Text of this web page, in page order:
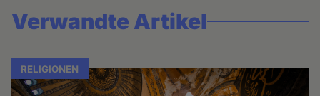
Verwandte Artikel
RELIGIONEN